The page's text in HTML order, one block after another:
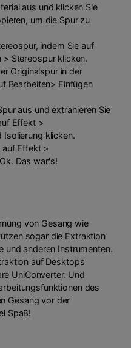
aus und klicken Sie
um die Spur zu
indem Sie auf
Stereospur klicken.
Originalspur in der
Bearbeiten> Einfügen
aus und extrahieren Sie
Effekt >
Isolierung klicken.
auf Effekt >
Das war's!
von Gesang wie
sogar die Extraktion
und anderen Instrumenten.
auf Desktops
UniConverter. Und
des
Gesang vor der
Spaß!